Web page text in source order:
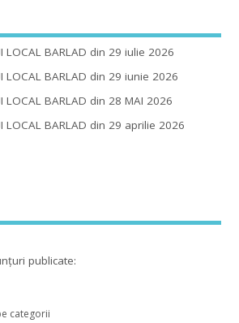
LOCAL BARLAD din 29 iulie 2026
LOCAL BARLAD din 29 iunie 2026
LOCAL BARLAD din 28 MAI 2026
LOCAL BARLAD din 29 aprilie 2026
publicate:
categorii